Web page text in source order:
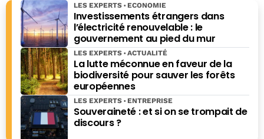
Investissements étrangers dans
l’électricité renouvelable : le
gouvernement au pied du mur
LES EXPERTS ECONOMIE
La lutte méconnue en faveur de la
biodiversité pour sauver les forêts
européennes
LES EXPERTS ACTUALITÉ
Souveraineté : et si on se trompait de
discours ?
LES EXPERTS ENTREPRISE